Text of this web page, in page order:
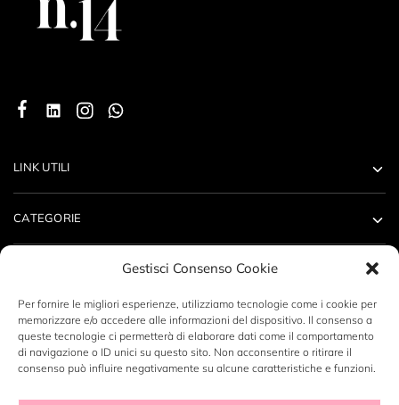
Gestisci Consenso Cookie
Per fornire le migliori esperienze, utilizziamo tecnologie come i cookie per
memorizzare e/o accedere alle informazioni del dispositivo. Il consenso a
queste tecnologie ci permetterà di elaborare dati come il comportamento
di navigazione o ID unici su questo sito. Non acconsentire o ritirare il
consenso può influire negativamente su alcune caratteristiche e funzioni.
LINK UTILI
CATEGORIE
CONTATTI